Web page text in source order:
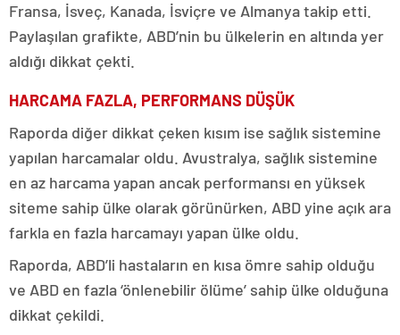
Fransa, İsveç, Kanada, İsviçre ve Almanya takip etti.
Paylaşılan grafikte, ABD’nin bu ülkelerin en altında yer
aldığı dikkat çekti.
HARCAMA FAZLA, PERFORMANS DÜŞÜK
Raporda diğer dikkat çeken kısım ise sağlık sistemine
yapılan harcamalar oldu. Avustralya, sağlık sistemine
en az harcama yapan ancak performansı en yüksek
siteme sahip ülke olarak görünürken, ABD yine açık ara
farkla en fazla harcamayı yapan ülke oldu.
Raporda, ABD’li hastaların en kısa ömre sahip olduğu
ve ABD en fazla ‘önlenebilir ölüme’ sahip ülke olduğuna
dikkat çekildi.